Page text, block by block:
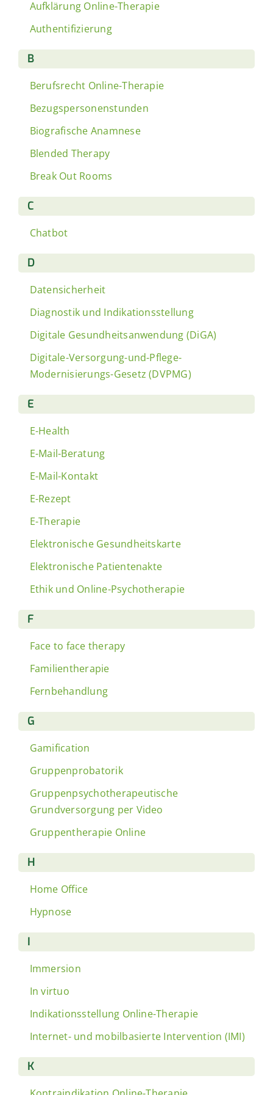
Aufklärung Online-Therapie
Authentifizierung
B
Berufsrecht Online-Therapie
Bezugspersonenstunden
Biografische Anamnese
Blended Therapy
Break Out Rooms
C
Chatbot
D
Datensicherheit
Diagnostik und Indikationsstellung
Digitale Gesundheitsanwendung (DiGA)
Digitale-Versorgung-und-Pflege-
Modernisierungs-Gesetz (DVPMG)
E
E-Health
E-Mail-Beratung
E-Mail-Kontakt
E-Rezept
E-Therapie
Elektronische Gesundheitskarte
Elektronische Patientenakte
Ethik und Online-Psychotherapie
F
Face to face therapy
Familientherapie
Fernbehandlung
G
Gamification
Gruppenprobatorik
Gruppenpsychotherapeutische
Grundversorgung per Video
Gruppentherapie Online
H
Home Office
Hypnose
I
Immersion
In virtuo
Indikationsstellung Online-Therapie
Internet- und mobilbasierte Intervention (IMI)
K